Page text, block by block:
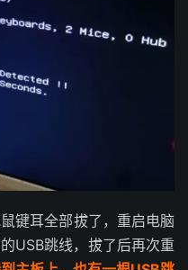
键耳全部拔了，重启电脑
USB跳线，拔了后再次重